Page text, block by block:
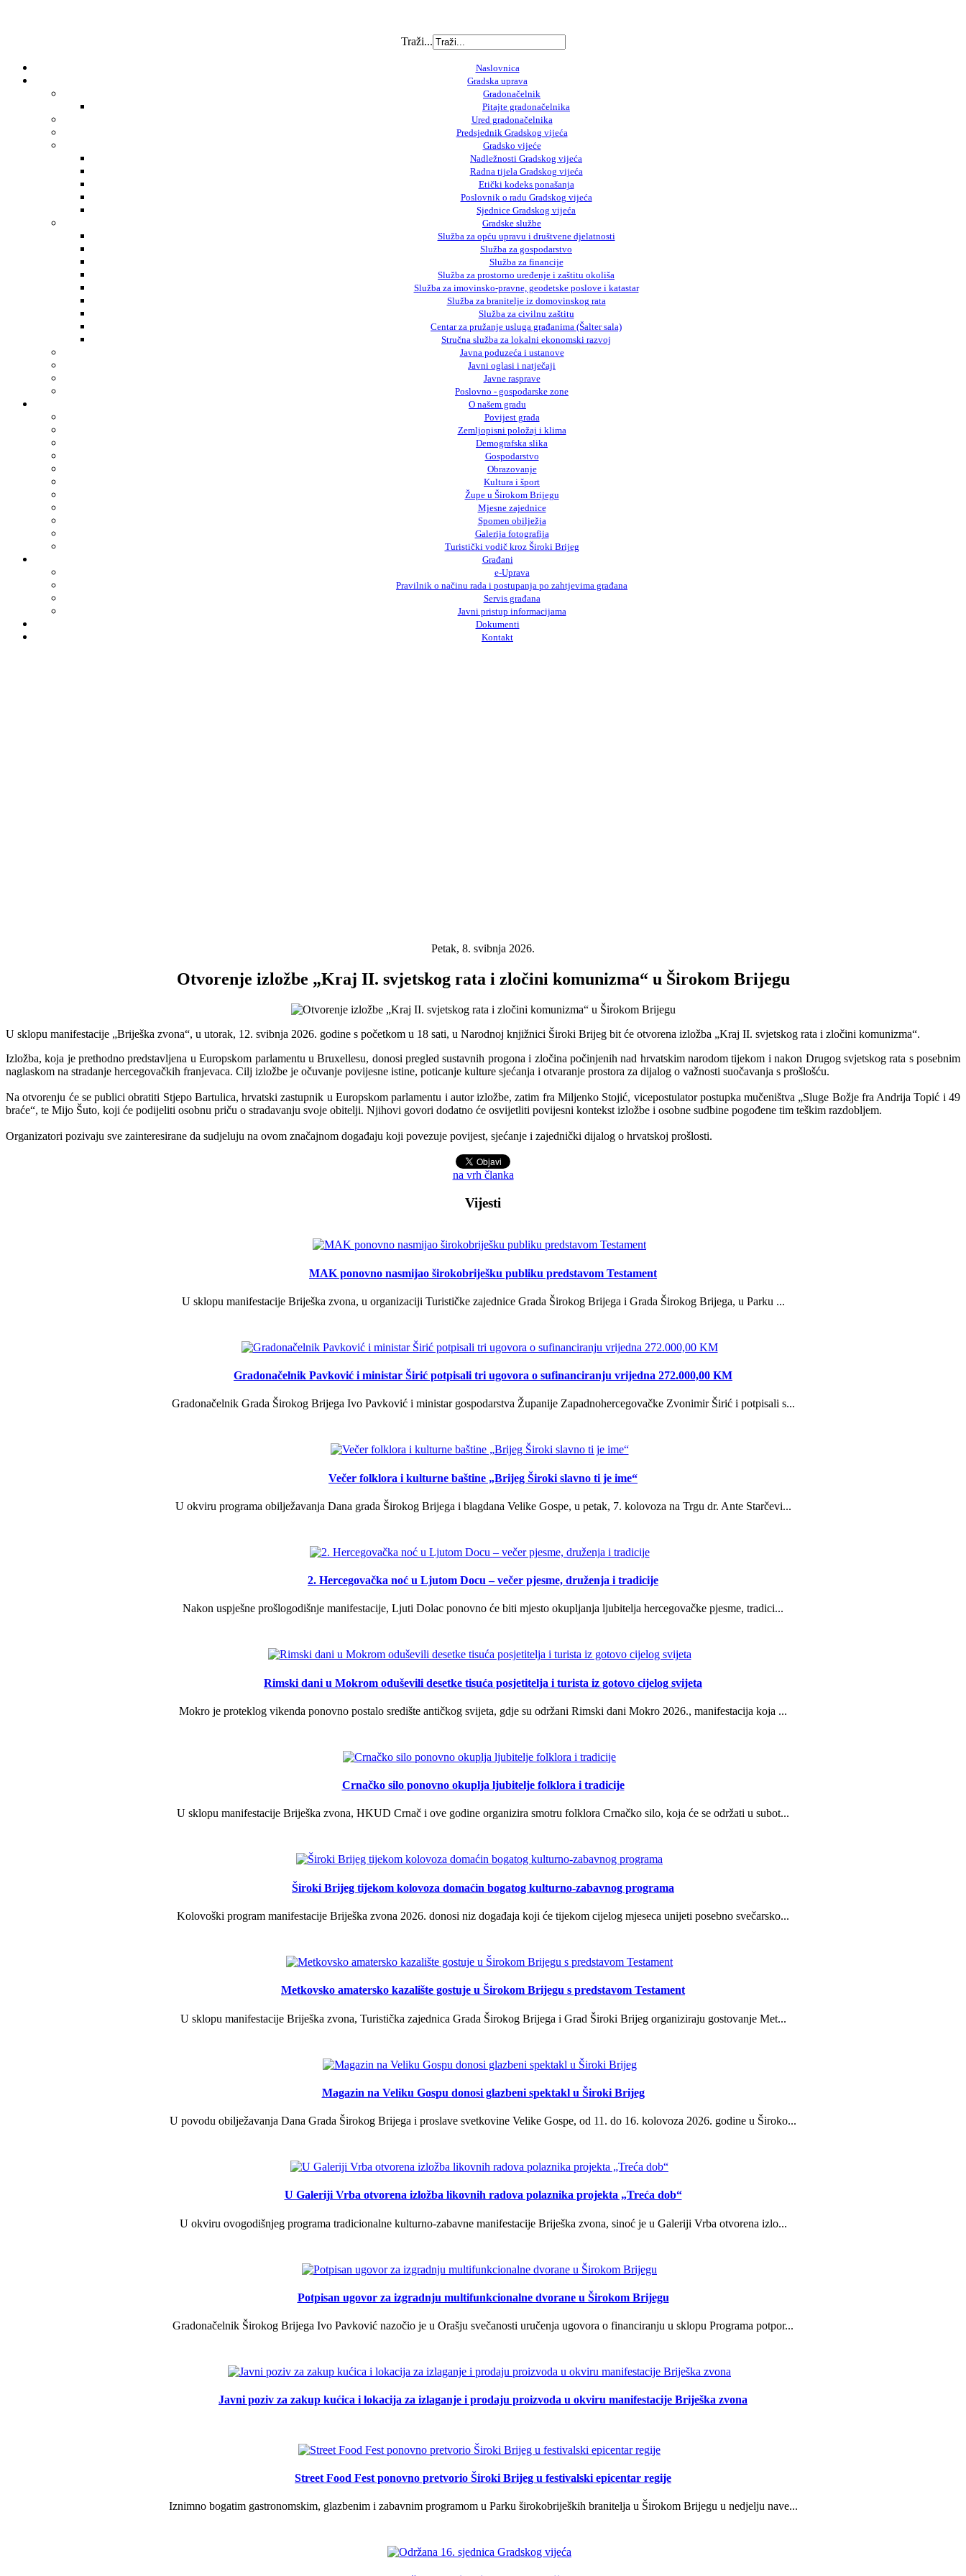
Traži...
Naslovnica
Gradska uprava
Gradonačelnik
Pitajte gradonačelnika
Ured gradonačelnika
Predsjednik Gradskog vijeća
Gradsko vijeće
Nadležnosti Gradskog vijeća
Radna tijela Gradskog vijeća
Etički kodeks ponašanja
Poslovnik o radu Gradskog vijeća
Sjednice Gradskog vijeća
Gradske službe
Služba za opću upravu i društvene djelatnosti
Služba za gospodarstvo
Služba za financije
Služba za prostorno uređenje i zaštitu okoliša
Služba za imovinsko-pravne, geodetske poslove i katastar
Služba za branitelje iz domovinskog rata
Služba za civilnu zaštitu
Centar za pružanje usluga građanima (Šalter sala)
Stručna služba za lokalni ekonomski razvoj
Javna poduzeća i ustanove
Javni oglasi i natječaji
Javne rasprave
Poslovno - gospodarske zone
O našem gradu
Povijest grada
Zemljopisni položaj i klima
Demografska slika
Gospodarstvo
Obrazovanje
Kultura i šport
Župe u Širokom Brijegu
Mjesne zajednice
Spomen obilježja
Galerija fotografija
Turistički vodič kroz Široki Brijeg
Građani
e-Uprava
Pravilnik o načinu rada i postupanja po zahtjevima građana
Servis građana
Javni pristup informacijama
Dokumenti
Kontakt
Petak, 8. svibnja 2026.
Otvorenje izložbe „Kraj II. svjetskog rata i zločini komunizma“ u Širokom Brijegu
U sklopu manifestacije „Briješka zvona“, u utorak, 12. svibnja 2026. godine s početkom u 18 sati, u Narodnoj knjižnici Široki Brijeg bit će otvorena izložba „Kraj II. svjetskog rata i zločini komunizma“.
Izložba, koja je prethodno predstavljena u Europskom parlamentu u Bruxellesu, donosi pregled sustavnih progona i zločina počinjenih nad hrvatskim narodom tijekom i nakon Drugog svjetskog rata s posebnim
naglaskom na stradanje hercegovačkih franjevaca. Cilj izložbe je očuvanje povijesne istine, poticanje kulture sjećanja i otvaranje prostora za dijalog o važnosti suočavanja s prošlošću.
Na otvorenju će se publici obratiti Stjepo Bartulica, hrvatski zastupnik u Europskom parlamentu i autor izložbe, zatim fra Miljenko Stojić, vicepostulator postupka mučeništva „Sluge Božje fra Andrija Topić i 49
braće“, te Mijo Šuto, koji će podijeliti osobnu priču o stradavanju svoje obitelji. Njihovi govori dodatno će osvijetliti povijesni kontekst izložbe i osobne sudbine pogođene tim teškim razdobljem.
Organizatori pozivaju sve zainteresirane da sudjeluju na ovom značajnom događaju koji povezuje povijest, sjećanje i zajednički dijalog o hrvatskoj prošlosti.
na vrh članka
Vijesti
MAK ponovno nasmijao širokobriješku publiku predstavom Testament
U sklopu manifestacije Briješka zvona, u organizaciji Turističke zajednice Grada Širokog Brijega i Grada Širokog Brijega, u Parku ...
Gradonačelnik Pavković i ministar Širić potpisali tri ugovora o sufinanciranju vrijedna 272.000,00 KM
Gradonačelnik Grada Širokog Brijega Ivo Pavković i ministar gospodarstva Županije Zapadnohercegovačke Zvonimir Širić i potpisali s...
Večer folklora i kulturne baštine „Brijeg Široki slavno ti je ime“
U okviru programa obilježavanja Dana grada Širokog Brijega i blagdana Velike Gospe, u petak, 7. kolovoza na Trgu dr. Ante Starčevi...
2. Hercegovačka noć u Ljutom Docu – večer pjesme, druženja i tradicije
Nakon uspješne prošlogodišnje manifestacije, Ljuti Dolac ponovno će biti mjesto okupljanja ljubitelja hercegovačke pjesme, tradici...
Rimski dani u Mokrom oduševili desetke tisuća posjetitelja i turista iz gotovo cijelog svijeta
Mokro je proteklog vikenda ponovno postalo središte antičkog svijeta, gdje su održani Rimski dani Mokro 2026., manifestacija koja ...
Crnačko silo ponovno okuplja ljubitelje folklora i tradicije
U sklopu manifestacije Briješka zvona, HKUD Crnač i ove godine organizira smotru folklora Crnačko silo, koja će se održati u subot...
Široki Brijeg tijekom kolovoza domaćin bogatog kulturno-zabavnog programa
Kolovoški program manifestacije Briješka zvona 2026. donosi niz događaja koji će tijekom cijelog mjeseca unijeti posebno svečarsko...
Metkovsko amatersko kazalište gostuje u Širokom Brijegu s predstavom Testament
U sklopu manifestacije Briješka zvona, Turistička zajednica Grada Širokog Brijega i Grad Široki Brijeg organiziraju gostovanje Met...
Magazin na Veliku Gospu donosi glazbeni spektakl u Široki Brijeg
U povodu obilježavanja Dana Grada Širokog Brijega i proslave svetkovine Velike Gospe, od 11. do 16. kolovoza 2026. godine u Široko...
U Galeriji Vrba otvorena izložba likovnih radova polaznika projekta „Treća dob“
U okviru ovogodišnjeg programa tradicionalne kulturno-zabavne manifestacije Briješka zvona, sinoć je u Galeriji Vrba otvorena izlo...
Potpisan ugovor za izgradnju multifunkcionalne dvorane u Širokom Brijegu
Gradonačelnik Širokog Brijega Ivo Pavković nazočio je u Orašju svečanosti uručenja ugovora o financiranju u sklopu Programa potpor...
Javni poziv za zakup kućica i lokacija za izlaganje i prodaju proizvoda u okviru manifestacije Briješka zvona
Street Food Fest ponovno pretvorio Široki Brijeg u festivalski epicentar regije
Iznimno bogatim gastronomskim, glazbenim i zabavnim programom u Parku širokobrijeških branitelja u Širokom Brijegu u nedjelju nave...